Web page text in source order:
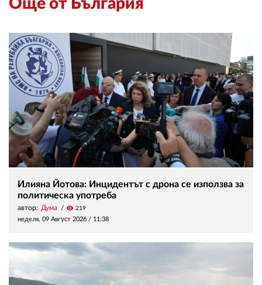
Още от България
Илияна Йотова: Инцидентът с дрона се използва за
политическа употреба
автор: Дума visibility 219
неделя, 09 Август 2026 / 11:38